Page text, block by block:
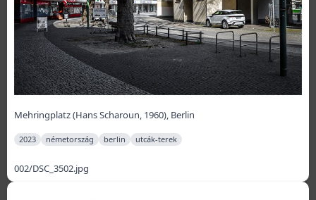
Mehringplatz (Hans Scharoun, 1960), Berlin
2023 németország berlin utcák-terek
002/DSC_3502.jpg